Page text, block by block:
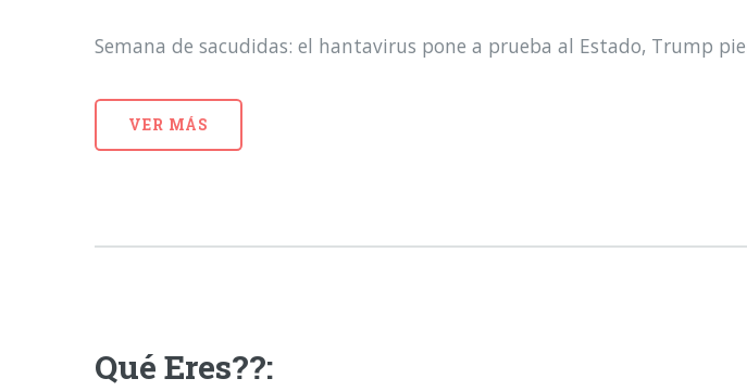
Semana de sacudidas: el hantavirus pone a prueba al Estado, Trump
VER MÁS
Qué Eres??: